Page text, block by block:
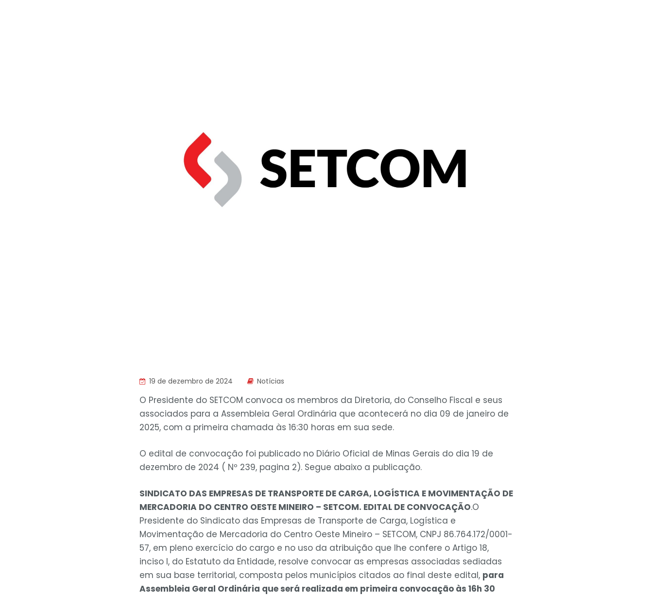
19 de dezembro de 2024 Notícias
O Presidente do SETCOM convoca os membros da Diretoria, do Conselho Fiscal e seus
associados para a Assembleia Geral Ordinária que acontecerá no dia 09 de janeiro de
2025, com a primeira chamada às 16:30 horas em sua sede.
O edital de convocação foi publicado no Diário Oficial de Minas Gerais do dia 19 de
dezembro de 2024 ( Nº 239, pagina 2). Segue abaixo a publicação.
SINDICATO DAS EMPRESAS DE TRANSPORTE DE CARGA, LOGÍSTICA E MOVIMENTAÇÃO DE
MERCADORIA DO CENTRO OESTE MINEIRO – SETCOM. EDITAL DE CONVOCAÇÃO.O
Presidente do Sindicato das Empresas de Transporte de Carga, Logística e
Movimentação de Mercadoria do Centro Oeste Mineiro – SETCOM, CNPJ 86.764.172/0001-
57, em pleno exercício do cargo e no uso da atribuição que lhe confere o Artigo 18,
inciso I, do Estatuto da Entidade, resolve convocar as empresas associadas sediadas
em sua base territorial, composta pelos municípios citados ao final deste edital, para
Assembleia Geral Ordinária que será realizada em primeira convocação às 16h 30